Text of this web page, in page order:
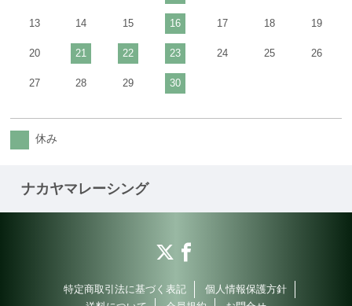
13 14 15 16 17 18 19
20 21 22 23 24 25 26
27 28 29 30
休み
ナカヤマレーシング
特定商取引法に基づく表記
個人情報保護方針